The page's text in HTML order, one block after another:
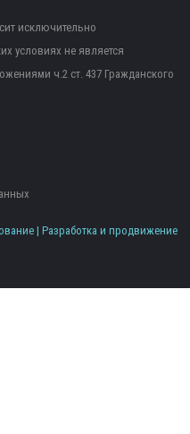
исключительно
условиях не является
ч.2 ст. 437 Гражданского
| Разработка и продвижение